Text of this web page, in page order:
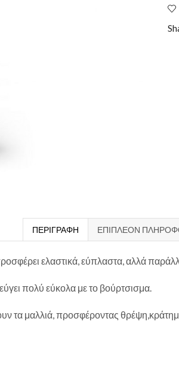
ΠΕΡΙΓΡΑΦΉ ΕΠΙΠΛΈΟΝ
ελαστικά, εύπλαστα, αλλά
πολύ εύκολα με το βούρτσισμα.
τα μαλλιά, προσφέροντας